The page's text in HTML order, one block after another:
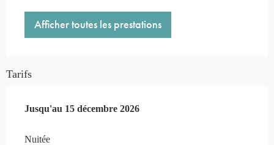
Afficher toutes les prestations
Tarifs
Du1 mars 2026au15 décembre 2026
Jusqu'au 15 décembre 2026
Nuitée